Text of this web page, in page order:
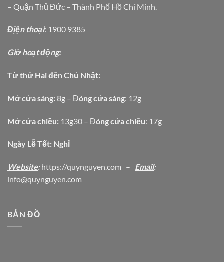
– Quận Thủ Đức – Thành Phố Hồ Chí Minh.
Địện thoại: 1900 9385
Giờ hoạt động:
Từ thứ Hai đến Chủ Nhật:
Mở cửa sáng: 8g – Đóng cửa sáng: 12g
Mở cửa chiều: 13g30 – Đóng cửa chiều: 17g
Ngày Lễ Tết: Nghỉ
Website:https://quynguyen.com – Email:
info@quynguyen.com
BẢN ĐỒ